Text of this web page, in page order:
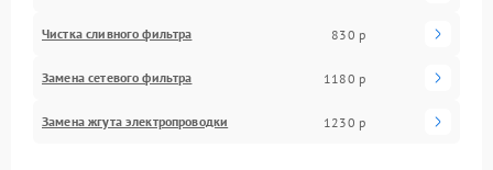
Чистка сливного фильтра 830 р
Замена сетевого фильтра 1180 р
Замена жгута электропроводки 1230 р